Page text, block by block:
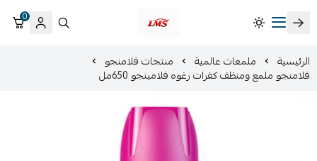
متجر لمسات الشرقية لزينة سيارات LMS
0
الرئيسية ملمعات عالمية منتجات فلامنجو
فلامنجو ملمع ومنظف كفرات رغوه فلامينجو 650مل